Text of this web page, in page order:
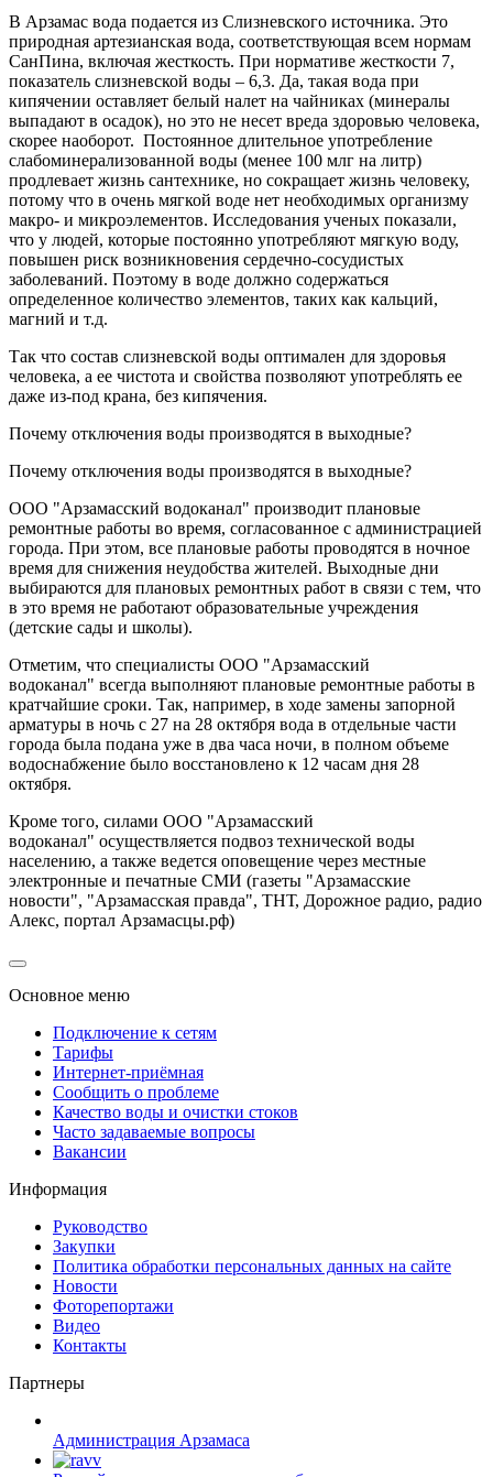
В Арзамас вода подается из Слизневского источника. Это
природная артезианская вода, соответствующая всем нормам
СанПина, включая жесткость. При нормативе жесткости 7,
показатель слизневской воды – 6,3. Да, такая вода при
кипячении оставляет белый налет на чайниках (минералы
выпадают в осадок), но это не несет вреда здоровью человека,
скорее наоборот. Постоянное длительное употребление
слабоминерализованной воды (менее 100 млг на литр)
продлевает жизнь сантехнике, но сокращает жизнь человеку,
потому что в очень мягкой воде нет необходимых организму
макро- и микроэлементов. Исследования ученых показали,
что у людей, которые постоянно употребляют мягкую воду,
повышен риск возникновения сердечно-сосудистых
заболеваний. Поэтому в воде должно содержаться
определенное количество элементов, таких как кальций,
магний и т.д.
Так что состав слизневской воды оптимален для здоровья
человека, а ее чистота и свойства позволяют употреблять ее
даже из-под крана, без кипячения.
Почему отключения воды производятся в выходные?
Почему отключения воды производятся в выходные?
ООО "Арзамасский водоканал" производит плановые
ремонтные работы во время, согласованное с администрацией
города. При этом, все плановые работы проводятся в ночное
время для снижения неудобства жителей. Выходные дни
выбираются для плановых ремонтных работ в связи с тем, что
в это время не работают образовательные учреждения
(детские сады и школы).
Отметим, что специалисты ООО "Арзамасский
водоканал" всегда выполняют плановые ремонтные работы в
кратчайшие сроки. Так, например, в ходе замены запорной
арматуры в ночь с 27 на 28 октября вода в отдельные части
города была подана уже в два часа ночи, в полном объеме
водоснабжение было восстановлено к 12 часам дня 28
октября.
Кроме того, силами ООО "Арзамасский
водоканал" осуществляется подвоз технической воды
населению, а также ведется оповещение через местные
электронные и печатные СМИ (газеты "Арзамасские
новости", "Арзамасская правда", ТНТ, Дорожное радио, радио
Алекс, портал Арзамасцы.рф)
Основное меню
Подключение к сетям
Тарифы
Интернет-приёмная
Сообщить о проблеме
Качество воды и очистки стоков
Часто задаваемые вопросы
Вакансии
Информация
Руководство
Закупки
Политика обработки персональных данных на сайте
Новости
Фоторепортажи
Видео
Контакты
Партнеры
Администрация Арзамаса